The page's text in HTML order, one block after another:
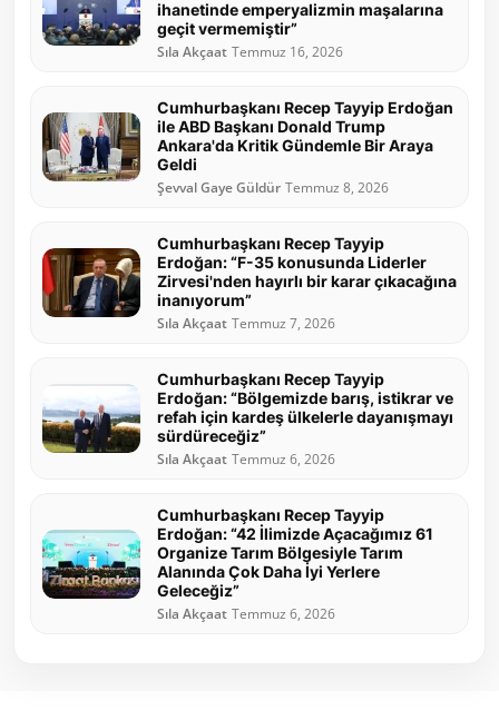
ihanetinde emperyalizmin maşalarına
geçit vermemiştir”
Sıla Akçaat Temmuz 16, 2026
Cumhurbaşkanı Recep Tayyip Erdoğan
ile ABD Başkanı Donald Trump
Ankara'da Kritik Gündemle Bir Araya
Geldi
Şevval Gaye Güldür Temmuz 8, 2026
Cumhurbaşkanı Recep Tayyip
Erdoğan: “F-35 konusunda Liderler
Zirvesi'nden hayırlı bir karar çıkacağına
inanıyorum”
Sıla Akçaat Temmuz 7, 2026
Cumhurbaşkanı Recep Tayyip
Erdoğan: “Bölgemizde barış, istikrar ve
refah için kardeş ülkelerle dayanışmayı
sürdüreceğiz”
Sıla Akçaat Temmuz 6, 2026
Cumhurbaşkanı Recep Tayyip
Erdoğan: “42 İlimizde Açacağımız 61
Organize Tarım Bölgesiyle Tarım
Alanında Çok Daha İyi Yerlere
Geleceğiz”
Sıla Akçaat Temmuz 6, 2026